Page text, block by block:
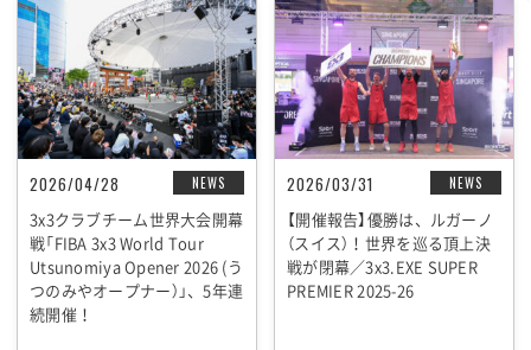
NEWS
2026/04/28
3x3クラブチーム世界大会開幕
戦「FIBA 3x3 World Tour
Utsunomiya Opener 2026 (う
つのみやオープナー）」、5年連
続開催！
NEWS
2026/03/31
【開催報告】優勝は、ルガーノ
（スイス）！世界を巡る頂上決
戦が閉幕／3x3.EXE SUPER
PREMIER 2025-26